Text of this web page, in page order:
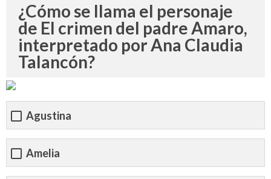
¿Cómo se llama el personaje
de El crimen del padre Amaro,
interpretado por Ana Claudia
Talancón?
Agustina
Amelia